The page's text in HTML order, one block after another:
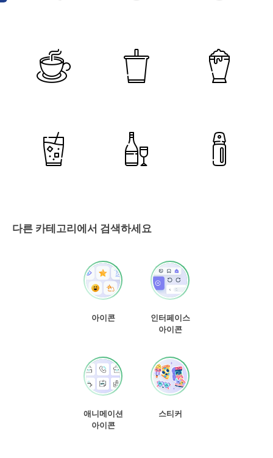
다른 카테고리에서 검색하세요
아이콘
인터페이스
아이콘
애니메이션
아이콘
스티커